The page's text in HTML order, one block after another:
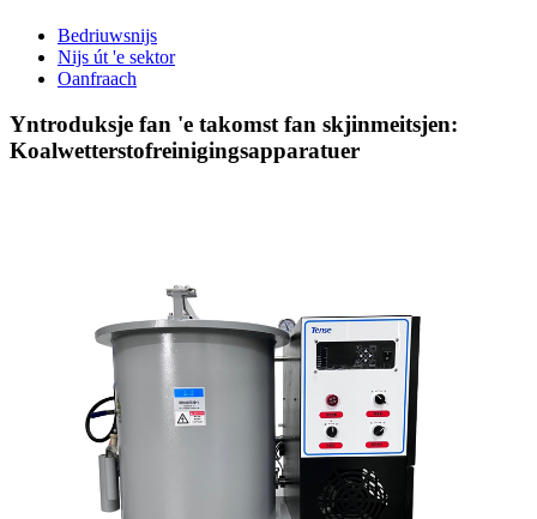
Bedriuwsnijs
Nijs út 'e sektor
Oanfraach
Yntroduksje fan 'e takomst fan skjinmeitsjen:
Koalwetterstofreinigingsapparatuer